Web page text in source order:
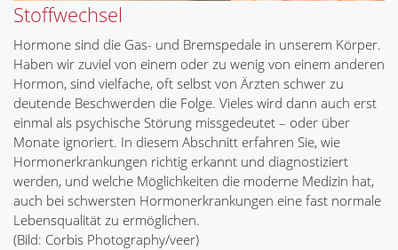
Stoffwechsel
Hormone sind die Gas- und Bremspedale in unserem Körper.
Haben wir zuviel von einem oder zu wenig von einem anderen
Hormon, sind vielfache, oft selbst von Ärzten schwer zu
deutende Beschwerden die Folge. Vieles wird dann auch erst
einmal als psychische Störung missgedeutet – oder über
Monate ignoriert. In diesem Abschnitt erfahren Sie, wie
Hormonerkrankungen richtig erkannt und diagnostiziert
werden, und welche Möglichkeiten die moderne Medizin hat,
auch bei schwersten Hormonerkrankungen eine fast normale
Lebensqualität zu ermöglichen.
(Bild: Corbis Photography/veer)